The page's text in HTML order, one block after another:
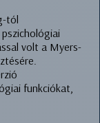
tól
volt a Myers-
funkciókat,